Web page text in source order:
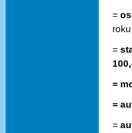
=
=
=
=
=